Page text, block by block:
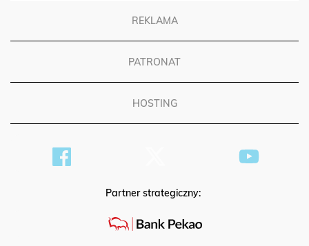
REKLAMA
PATRONAT
HOSTING
Partner strategiczny: